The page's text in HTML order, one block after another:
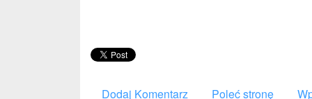
Dodaj Komentarz Poleć stronę